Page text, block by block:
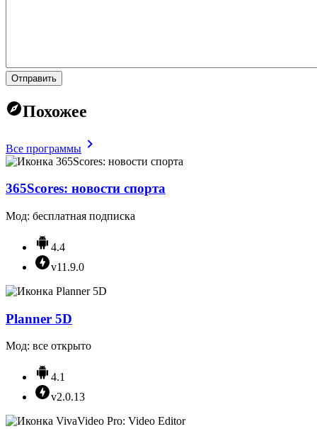
Отправить
Похожее
Все программы
365Scores: новости спорта
Мод: бесплатная подписка
4.4
v11.9.0
Planner 5D
Мод: все открыто
4.1
v2.0.13